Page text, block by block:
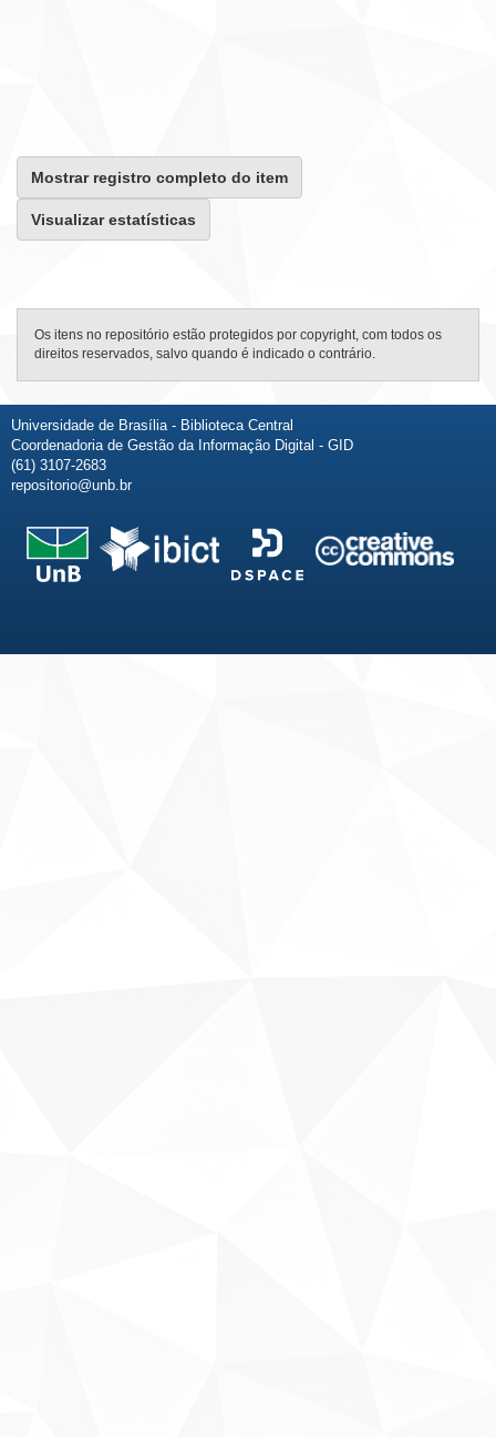
Mostrar registro completo do item
Visualizar estatísticas
Os itens no repositório estão protegidos por copyright, com todos os
direitos reservados, salvo quando é indicado o contrário.
Universidade de Brasília - Biblioteca Central
Coordenadoria de Gestão da Informação Digital - GID
(61) 3107-2683
repositorio@unb.br